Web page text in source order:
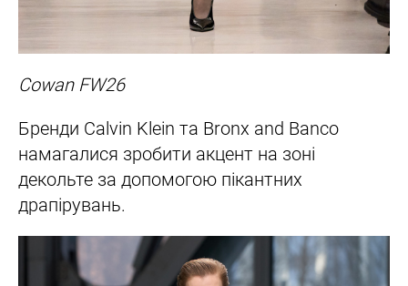
Cowan FW26
Бренди Calvin Klein та Bronx and Banco
намагалися зробити акцент на зоні
декольте за допомогою пікантних
драпірувань.